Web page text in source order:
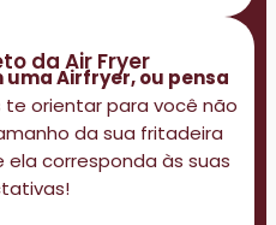
da Air Fryer
uma Airfryer, ou pensa
te orientar para você não
da sua fritadeira
corresponda às suas